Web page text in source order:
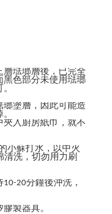
琺瑯層後，已完全
黑色部分未使用琺瑯
塗層，因此可能造
入廚房紙巾，就不
小蘇打水，以中火
清洗，切勿用力刷
20分鐘後沖洗，
製器具。